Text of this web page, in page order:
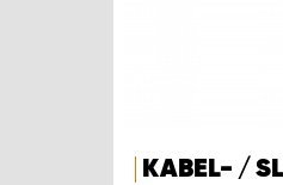
KABEL- /